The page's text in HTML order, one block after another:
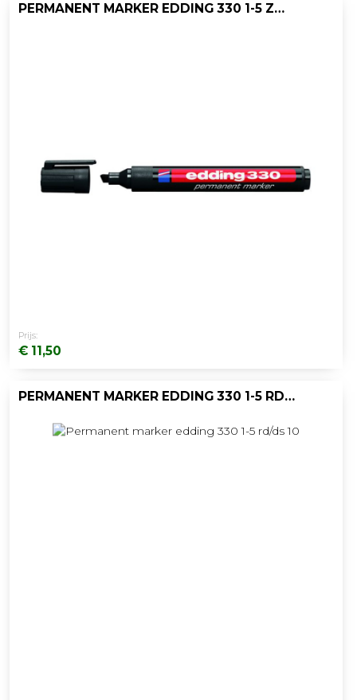
PERMANENT MARKER EDDING 330 1-5 ZW/DS 10
Prijs:
€ 11,50
PERMANENT MARKER EDDING 330 1-5 RD/DS 10